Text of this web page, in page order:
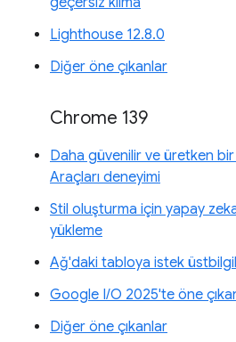
Lighthouse 12.8.0
Diğer öne çıkanlar
Chrome 139
Daha güvenilir ve üretken
Araçları deneyimi
Stil oluşturma için yapay
yükleme
Ağ'daki tabloya istek
Google I/O 2025'te öne
Diğer öne çıkanlar